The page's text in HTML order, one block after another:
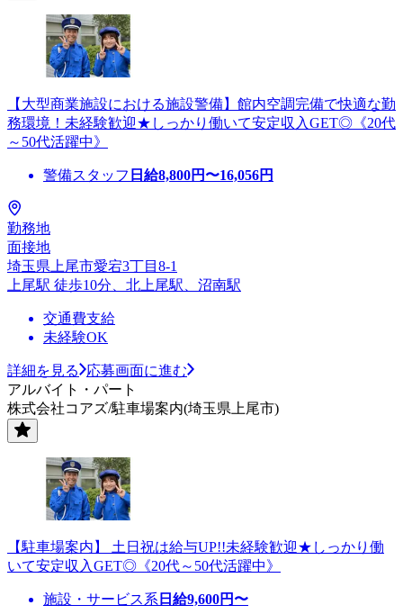
【大型商業施設における施設警備】館内空調完備で快適な勤
務環境！未経験歓迎★しっかり働いて安定収入GET◎《20代
～50代活躍中》
警備スタッフ 日給8,800円〜16,056円
勤務地
面接地
埼玉県上尾市愛宕3丁目8-1
上尾駅 徒歩10分、北上尾駅、沼南駅
交通費支給
未経験OK
詳細を見る
応募画面に進む
アルバイト・パート
株式会社コアズ/駐車場案内(埼玉県上尾市)
【駐車場案内】 土日祝は給与UP!!未経験歓迎★しっかり働
いて安定収入GET◎《20代～50代活躍中》
施設・サービス系 日給9,600円〜